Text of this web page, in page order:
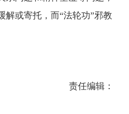
或寄托，而“法轮功”邪教
责任编辑：